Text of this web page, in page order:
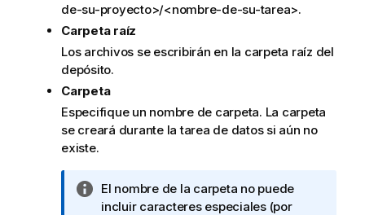
de-su-proyecto>/<nombre-de-su-tarea>.
Carpeta raíz
Los archivos se escribirán en la carpeta raíz del
depósito.
Carpeta
Especifique un nombre de carpeta. La carpeta
se creará durante la tarea de datos si aún no
existe.
N
o
El nombre de la carpeta no puede
incluir caracteres especiales (por